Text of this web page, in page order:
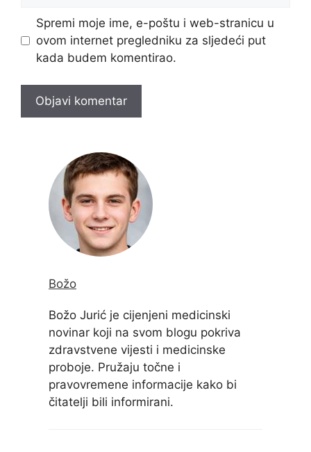
Spremi moje ime, e-poštu i web-stranicu u
ovom internet pregledniku za sljedeći put
kada budem komentirao.
Božo
Božo Jurić je cijenjeni medicinski
novinar koji na svom blogu pokriva
zdravstvene vijesti i medicinske
proboje. Pružaju točne i
pravovremene informacije kako bi
čitatelji bili informirani.